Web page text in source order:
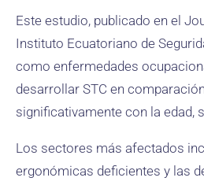
Este estudio, publicado en el
Instituto Ecuatoriano de
como enfermedades
desarrollar STC en
significativamente con la edad,
Los sectores más afectados
ergonómicas deficientes y las